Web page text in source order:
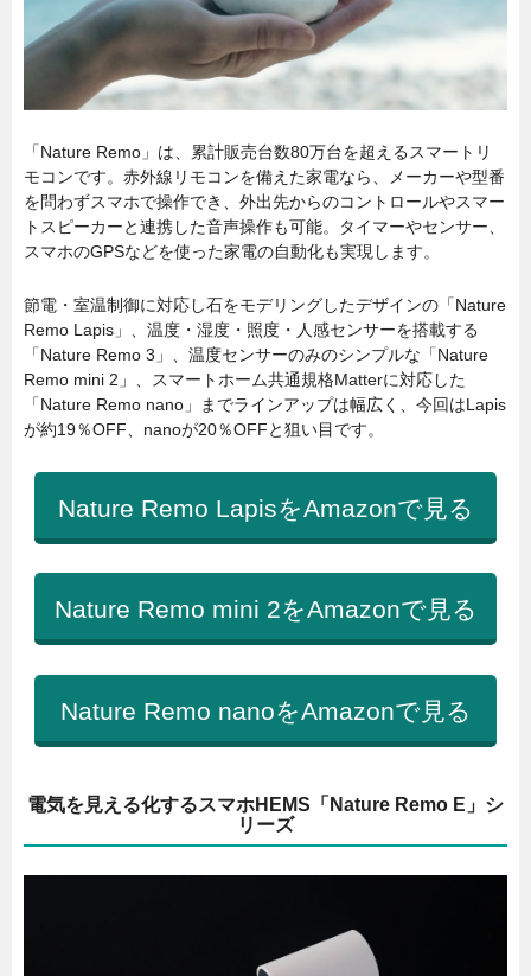
「Nature Remo」は、累計販売台数80万台を超えるスマートリ
モコンです。赤外線リモコンを備えた家電なら、メーカーや型番
を問わずスマホで操作でき、外出先からのコントロールやスマー
トスピーカーと連携した音声操作も可能。タイマーやセンサー、
スマホのGPSなどを使った家電の自動化も実現します。
節電・室温制御に対応し石をモデリングしたデザインの「Nature
Remo Lapis」、温度・湿度・照度・人感センサーを搭載する
「Nature Remo 3」、温度センサーのみのシンプルな「Nature
Remo mini 2」、スマートホーム共通規格Matterに対応した
「Nature Remo nano」までラインアップは幅広く、今回はLapis
が約19％OFF、nanoが20％OFFと狙い目です。
Nature Remo LapisをAmazonで見る
Nature Remo mini 2をAmazonで見る
Nature Remo nanoをAmazonで見る
電気を見える化するスマホHEMS「Nature Remo E」シ
リーズ